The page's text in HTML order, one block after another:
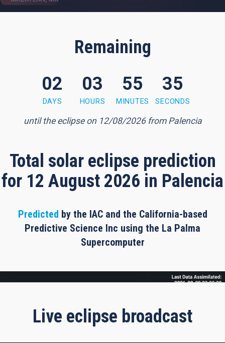
Remaining
33 seconds
02
DAYS
03
HOURS
55
MINUTES
34
SECONDS
until the eclipse on 12/08/2026 from Palencia
Total solar eclipse prediction
for 12 August 2026 in Palencia
Predicted by the IAC and the California-based
Predictive Science Inc using the La Palma
Supercomputer
Live eclipse broadcast